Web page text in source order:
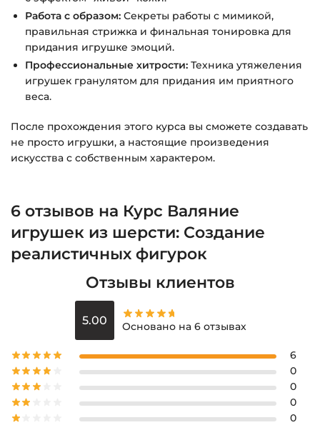
Работа с образом: Секреты работы с мимикой,
правильная стрижка и финальная тонировка для
придания игрушке эмоций.
Профессиональные хитрости: Техника утяжеления
игрушек гранулятом для придания им приятного
веса.
После прохождения этого курса вы сможете создавать
не просто игрушки, а настоящие произведения
искусства с собственным характером.
6 отзывов на Курс Валяние
игрушек из шерсти: Создание
реалистичных фигурок
Отзывы клиентов
5.00 Основано на 6 отзывах
6
0
0
0
0